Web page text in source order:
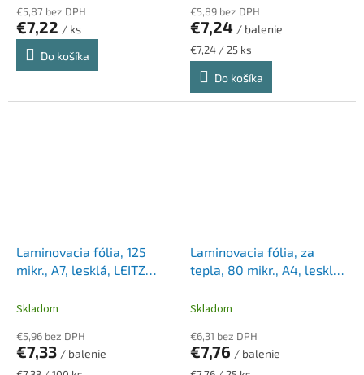
€5,87 bez DPH
€7,22 / ks
Do košíka
€5,89 bez DPH
€7,24 / balenie
Jednotková
cena:
€7,24 / 25 ks
Do košíka
Laminovacia fólia, 125
mikr., A7, lesklá, LEITZ
Skladom
€5,96 bez DPH
€7,33 / balenie
Laminovacia fólia, za
tepla, 80 mikr., A4, lesklá,
Easyfold"
Skladom
€6,31 bez DPH
€7,76 / balenie